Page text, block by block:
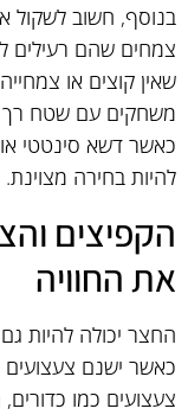
בנוסף, חשוב לשקול
צמחים שהם רעילים
שאין קוצים או
משחקים עם שטח רך
כאשר דשא סינטטי או
להיות בחירה מצוינת.
הקפיצים
את החוויה
החצר יכולה להיות
כאשר ישנם צעצועים
צעצועים כמו